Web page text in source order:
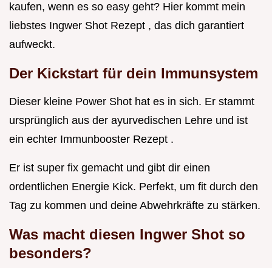
kaufen, wenn es so easy geht? Hier kommt mein
liebstes Ingwer Shot Rezept , das dich garantiert
aufweckt.
Der Kickstart für dein Immunsystem
Dieser kleine Power Shot hat es in sich. Er stammt
ursprünglich aus der ayurvedischen Lehre und ist
ein echter Immunbooster Rezept .
Er ist super fix gemacht und gibt dir einen
ordentlichen Energie Kick. Perfekt, um fit durch den
Tag zu kommen und deine Abwehrkräfte zu stärken.
Was macht diesen Ingwer Shot so
besonders?